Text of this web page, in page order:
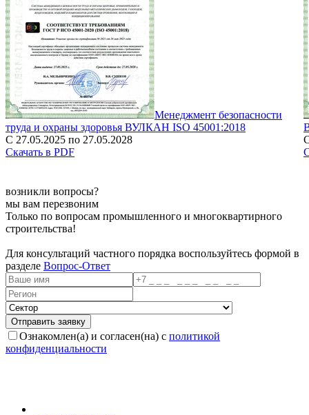
Менеджмент безопасности
труда и охраны здоровья ВУЛКАН ISO 45001:2018
С 27.05.2025 по 27.05.2028
Скачать в PDF
возникли вопросы?
мы вам перезвоним
Только по вопросам промышленного и многоквартирного
строительства!
Для консультаций частного порядка воспользуйтесь формой в
разделе Вопрос-Ответ
Ознакомлен(а) и согласен(на) с политикой
конфиденциальности